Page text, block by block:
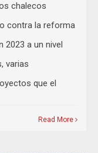
chalecos
contra la reforma
2023 a un nivel
varias
que el
Read More